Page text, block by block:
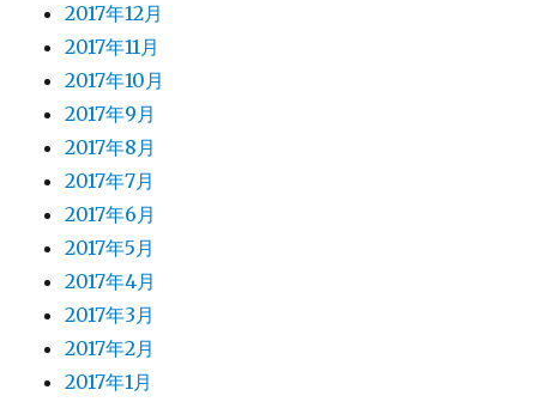
2017年12月
2017年11月
2017年10月
2017年9月
2017年8月
2017年7月
2017年6月
2017年5月
2017年4月
2017年3月
2017年2月
2017年1月